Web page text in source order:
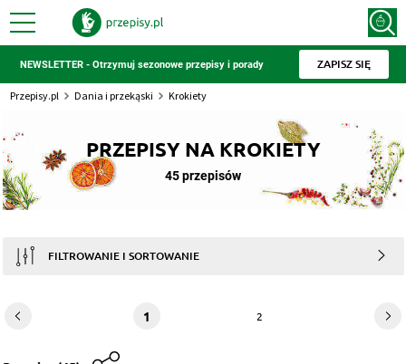
NEWSLETTER - Otrzymuj sezonowe przepisy i porady ZAPISZ SIĘ
Przepisy.pl Dania i przekąski Krokiety
PRZEPISY NA KROKIETY
45 przepisów
FILTROWANIE I SORTOWANIE
1 2